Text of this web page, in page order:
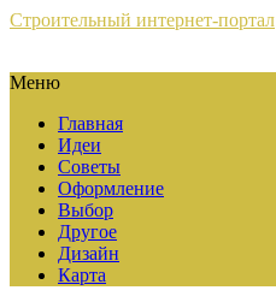
Строительный интернет-портал
Меню
Главная
Идеи
Советы
Оформление
Выбор
Другое
Дизайн
Карта